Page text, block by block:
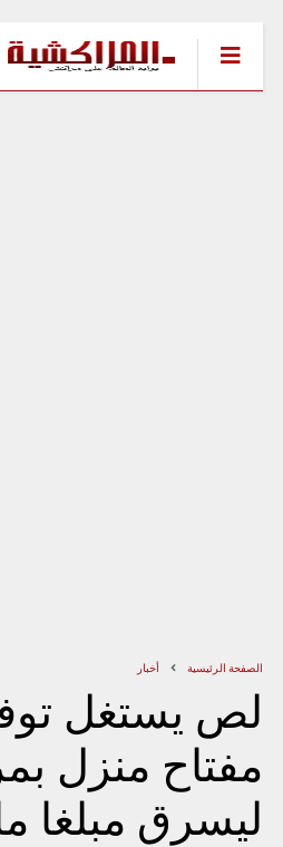
الصفحة الرئيسية أخبار
لص يستغل
مفتاح منزل
ليسرق مبلغا